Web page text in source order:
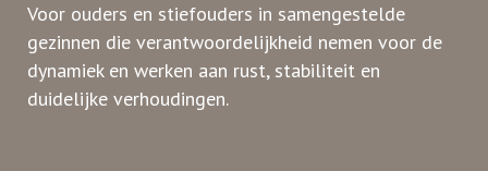
Voor ouders en stiefouders in samengestelde
gezinnen die verantwoordelijkheid nemen voor de
dynamiek en werken aan rust, stabiliteit en
duidelijke verhoudingen.